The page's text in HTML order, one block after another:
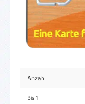
Anzahl
Bis1